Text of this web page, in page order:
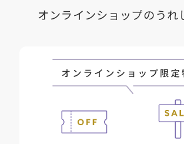
オンラインショップのうれ